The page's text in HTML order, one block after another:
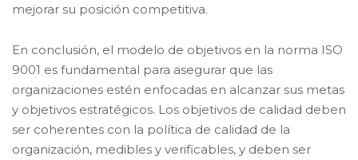
mejorar su posición competitiva.
En conclusión, el modelo de objetivos en la norma ISO
9001 es fundamental para asegurar que las
organizaciones estén enfocadas en alcanzar sus metas
y objetivos estratégicos. Los objetivos de calidad deben
ser coherentes con la política de calidad de la
organización, medibles y verificables, y deben ser